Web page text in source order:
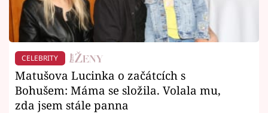
CELEBRITY
Matušova Lucinka o začátcích s
Bohušem: Máma se složila. Volala mu,
zda jsem stále panna